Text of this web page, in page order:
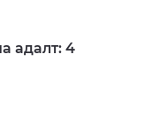
адалт: 4